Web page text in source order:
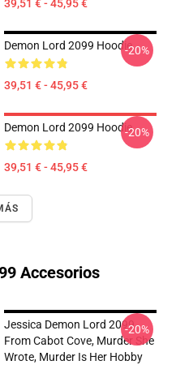
39,51 € - 45,95 €
Demon Lord 2099 Hoodie
39,51 € - 45,95 €
-20%
Demon Lord 2099 Hoodie
39,51 € - 45,95 €
-20%
Accesorios
Jessica Demon Lord 2099
From Cabot Cove, Murder She
Wrote, Murder Is Her Hobby
-20%